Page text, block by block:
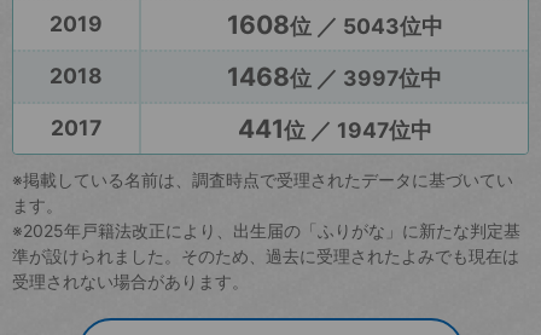
2019
1608位 ／ 5043位中
2018
1468位 ／ 3997位中
2017
441位 ／ 1947位中
※掲載している名前は、調査時点で受理されたデータに基づいてい
ます。
※2025年戸籍法改正により、出生届の「ふりがな」に新たな判定基
準が設けられました。そのため、過去に受理されたよみでも現在は
受理されない場合があります。